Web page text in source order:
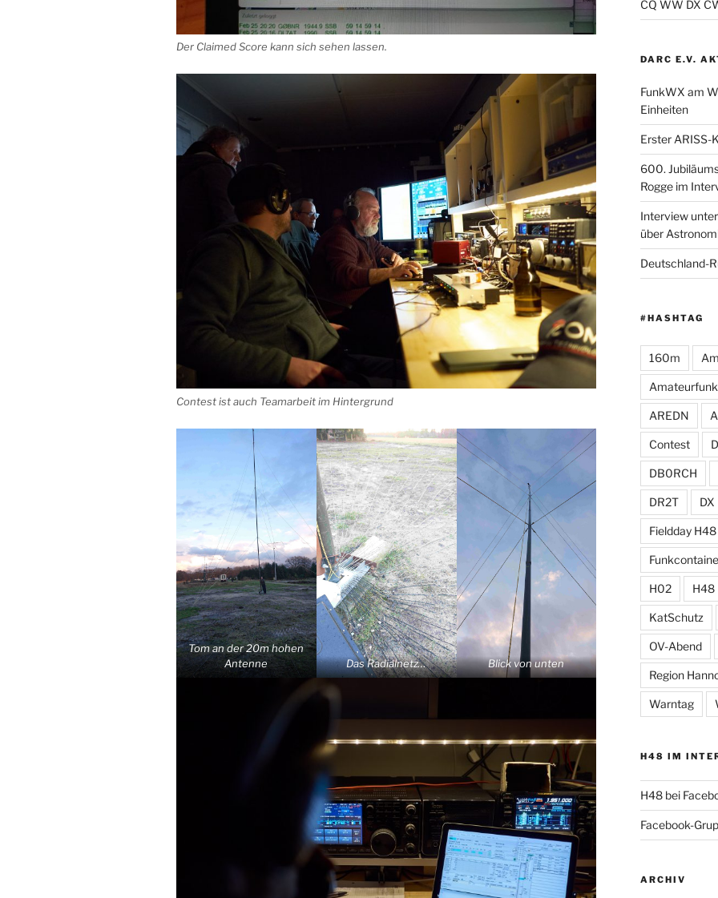
Der Claimed Score kann sich sehen lassen.
Contest ist auch Teamarbeit im Hintergrund
Tom an der 20m hohen
Antenne
Das Radialnetz… Blick von unten
CQ WW DX
DARC E.V.
FunkWX am
Einheiten
Erster ARISS-
600.
Rogge im
Interview
über
Deutschland-
#HASHTAG
160m
AREDN
Contest
DB0RCH
DR2T DX
Fieldday H48
H02 H48
KatSchutz
OV-Abend
Region
Warntag
H48 IM
H48 bei
Facebook-
ARCHIV